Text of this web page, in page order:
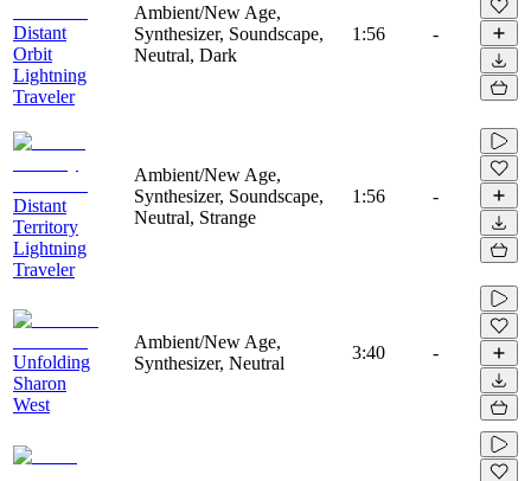
Distant
Orbit
Lightning
Traveler
Ambient/New Age,
Synthesizer, Soundscape,
Neutral, Dark
1:56 -
Distant
Territory
Lightning
Traveler
Ambient/New Age,
Synthesizer, Soundscape,
Neutral, Strange
1:56 -
Unfolding
Sharon
West
Ambient/New Age,
Synthesizer, Neutral
3:40 -